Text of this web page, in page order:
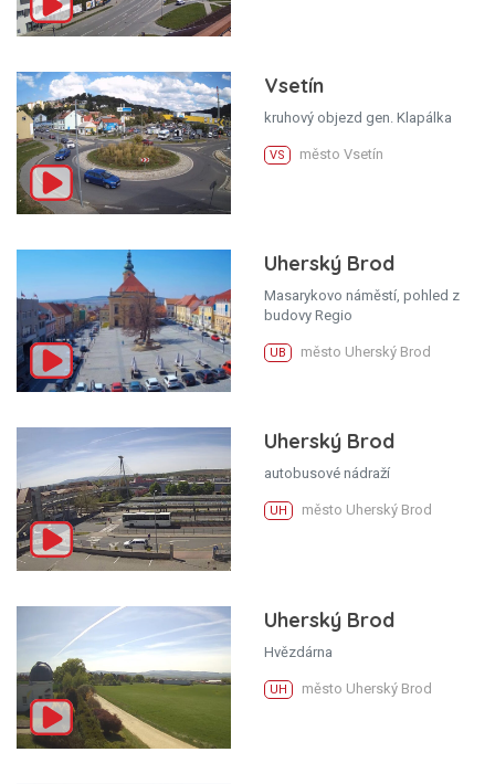
Vsetín
kruhový objezd gen. Klapálka
VS město Vsetín
Uherský Brod
Masarykovo náměstí, pohled z
budovy Regio
UB město Uherský Brod
Uherský Brod
autobusové nádraží
UH město Uherský Brod
Uherský Brod
Hvězdárna
UH město Uherský Brod